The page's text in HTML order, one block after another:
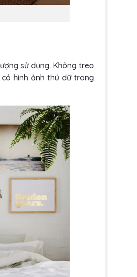
sử dụng. Không treo
hình ảnh thú dữ trong